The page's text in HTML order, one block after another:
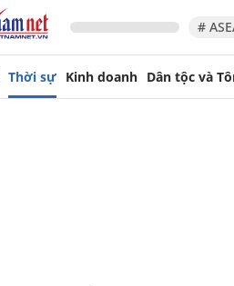
#
Thời sự Kinh doanh Dân tộc và